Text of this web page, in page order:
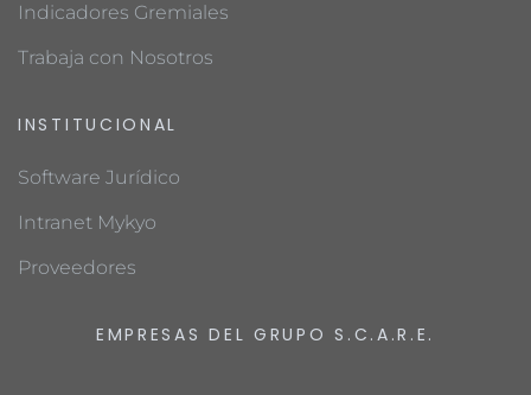
Indicadores Gremiales
Trabaja con Nosotros
INSTITUCIONAL
Software Jurídico
Intranet Mykyo
Proveedores
EMPRESAS DEL GRUPO S.C.A.R.E.